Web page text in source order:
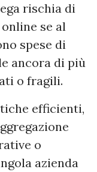
rischia di
se al
spese di
ancora di più
o fragili.
efficienti,
o
azienda